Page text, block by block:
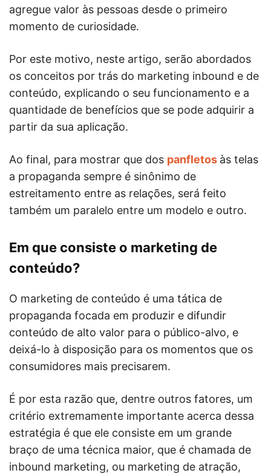
agregue valor às pessoas desde o primeiro
momento de curiosidade.
Por este motivo, neste artigo, serão abordados
os conceitos por trás do marketing inbound e de
conteúdo, explicando o seu funcionamento e a
quantidade de benefícios que se pode adquirir a
partir da sua aplicação.
Ao final, para mostrar que dos panfletos às telas
a propaganda sempre é sinônimo de
estreitamento entre as relações, será feito
também um paralelo entre um modelo e outro.
Em que consiste o marketing de
conteúdo?
O marketing de conteúdo é uma tática de
propaganda focada em produzir e difundir
conteúdo de alto valor para o público-alvo, e
deixá-lo à disposição para os momentos que os
consumidores mais precisarem.
É por esta razão que, dentre outros fatores, um
critério extremamente importante acerca dessa
estratégia é que ele consiste em um grande
braço de uma técnica maior, que é chamada de
inbound marketing, ou marketing de atração,